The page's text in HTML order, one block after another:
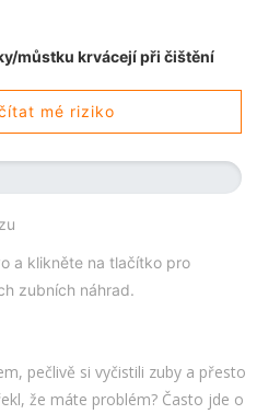
můstku krvácejí při čištění
mé riziko
a klikněte na tlačítko pro
zubních náhrad.
pečlivě si vyčistili zuby a přesto
že máte problém? Často jde o